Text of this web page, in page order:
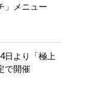
」メニュー
日より「極上
で開催